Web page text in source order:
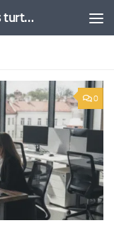
Akcijos, Investavimas, nekilnojamas turtas, kriptovaliutos - Besociai.lt
0